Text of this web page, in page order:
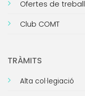
Ofertes de treball
Club COMT
TRÀMITS
Alta col·legiació